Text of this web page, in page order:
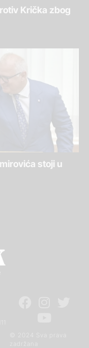
Krička zbog
stoji u
© 2024 Sva prava